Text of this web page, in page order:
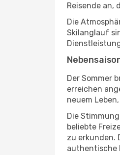
Reisende an,
Die
Skilanglauf
Der Sommer
erreichen
neuem
Die
beliebte
zu erkunden.
authentische